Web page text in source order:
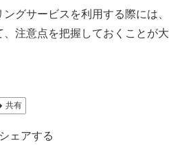
グサービスを利用する際には、
注意点を把握しておくことが大
共有
シェアする